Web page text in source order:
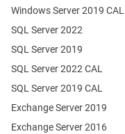
Exchange Server 2019
Exchange Server 2016
SQL Server 2022
SQL Server 2019
Windows Server 2019 CAL
SQL Server 2022 CAL
SQL Server 2019 CAL